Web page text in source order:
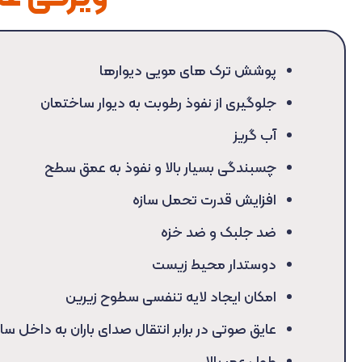
پوشش ترک های مویی دیوارها
جلوگیری از نفوذ رطوبت به دیوار ساختمان
آب گریز
چسبندگی بسیار بالا و نفوذ به عمق سطح
افزایش قدرت تحمل سازه
ضد جلبک و ضد خزه
دوستدار محیط زیست
امکان ایجاد لایه تنفسی سطوح زیرین
عایق صوتی در برابر انتقال صدای باران به داخل